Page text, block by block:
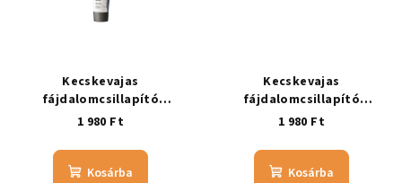
Kecskevajas
fájdalomcsillapító
ízületbalzsam, hűsítő 10 ml
1 980 Ft
Kosárba
Kecskevajas
fájdalomcsillapító
ízületbalzsam, melegítő 10
1 980 Ft
Kosárba